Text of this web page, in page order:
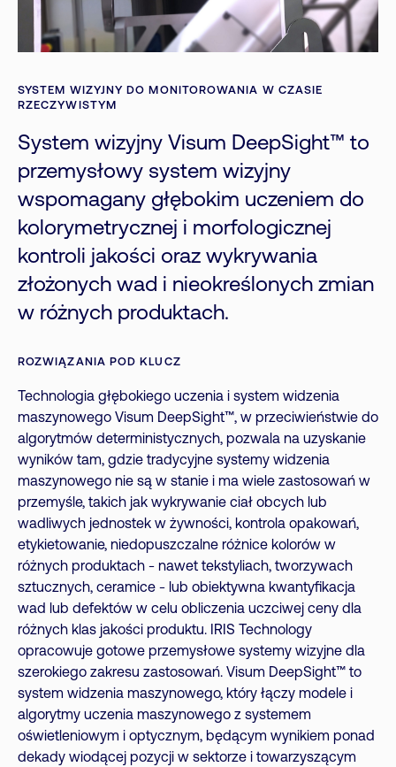
SYSTEM WIZYJNY DO MONITOROWANIA W CZASIE
RZECZYWISTYM
System wizyjny Visum DeepSight™ to
przemysłowy system wizyjny
wspomagany głębokim uczeniem do
kolorymetrycznej i morfologicznej
kontroli jakości oraz wykrywania
złożonych wad i nieokreślonych zmian
w różnych produktach.
ROZWIĄZANIA POD KLUCZ
Technologia głębokiego uczenia i system widzenia
maszynowego Visum DeepSight™, w przeciwieństwie do
algorytmów deterministycznych, pozwala na uzyskanie
wyników tam, gdzie tradycyjne systemy widzenia
maszynowego nie są w stanie i ma wiele zastosowań w
przemyśle, takich jak wykrywanie ciał obcych lub
wadliwych jednostek w żywności, kontrola opakowań,
etykietowanie, niedopuszczalne różnice kolorów w
różnych produktach - nawet tekstyliach, tworzywach
sztucznych, ceramice - lub obiektywna kwantyfikacja
wad lub defektów w celu obliczenia uczciwej ceny dla
różnych klas jakości produktu. IRIS Technology
opracowuje gotowe przemysłowe systemy wizyjne dla
szerokiego zakresu zastosowań. Visum DeepSight™ to
system widzenia maszynowego, który łączy modele i
algorytmy uczenia maszynowego z systemem
oświetleniowym i optycznym, będącym wynikiem ponad
dekady wiodącej pozycji w sektorze i towarzyszącym